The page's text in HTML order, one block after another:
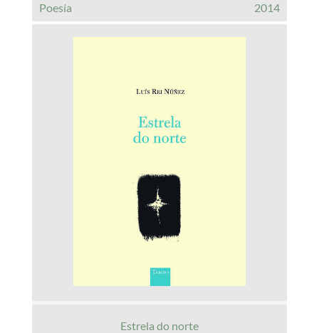
Poesía 2014
Estrela do norte